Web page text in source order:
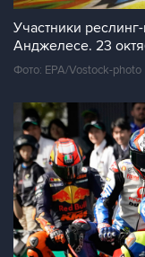
Участники
Анджелесе. 23
Фото: EPA/Vostock-photo